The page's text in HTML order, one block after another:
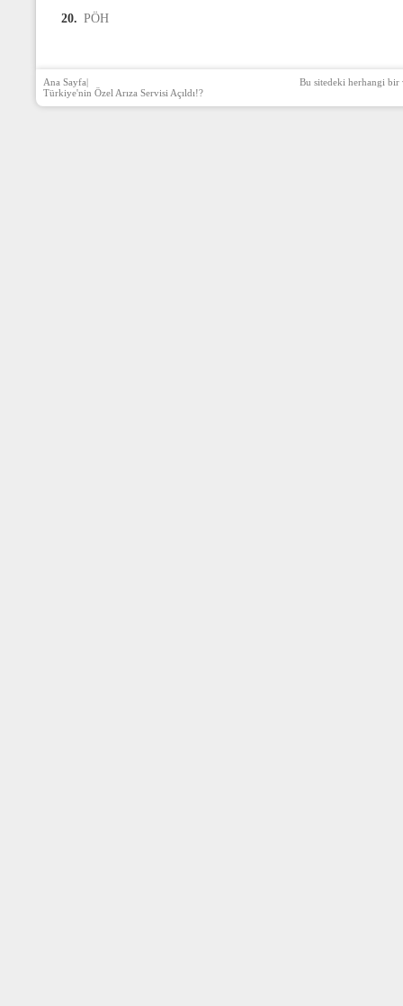
20. PÖH
Ana Sayfa|
Türkiye'nin Özel Arıza Servisi Açıldı!?
Bu sitedeki herhangi bir